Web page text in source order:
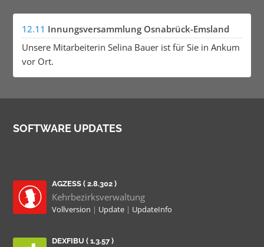
12.11 Innungsversammlung Osnabrück-Emsland
Unsere Mitarbeiterin Selina Bauer ist für Sie in Ankum
vor Ort.
SOFTWARE UPDATES
AGZESS ( 2.8.302 )
Kehrbezirksverwaltung
Vollversion | Update | UpdateInfo
DEXFIBU ( 1.3.57 )